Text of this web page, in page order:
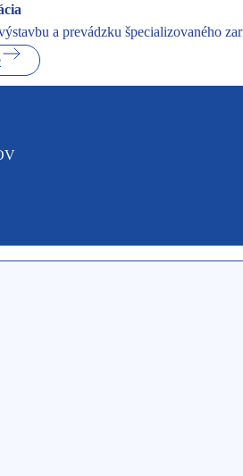
a prevádzku špecializovaného